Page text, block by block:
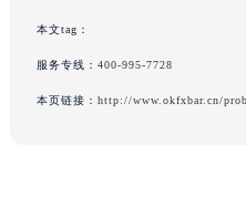
本文tag：
服务专线： 400-995-7728
本页链接： http://www.okfxbar.cn/